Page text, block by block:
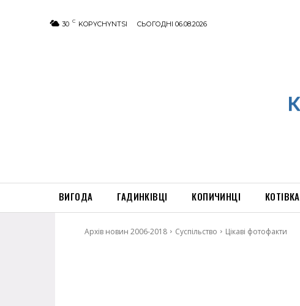
30 C KOPYCHYNTSI СЬОГОДНІ 06.08.2026
ВИГОДА ГАДИНКІВЦІ КОПИЧИНЦІ КОТІВКА
Архів новин 2006-2018 Суспільство Цікаві фотофакти